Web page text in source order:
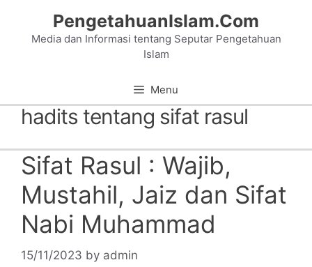
content
PengetahuanIslam.Com
Media dan Informasi tentang Seputar Pengetahuan
Islam
Menu
hadits tentang sifat rasul
Sifat Rasul : Wajib,
Mustahil, Jaiz dan Sifat
Nabi Muhammad
15/11/2023 by admin